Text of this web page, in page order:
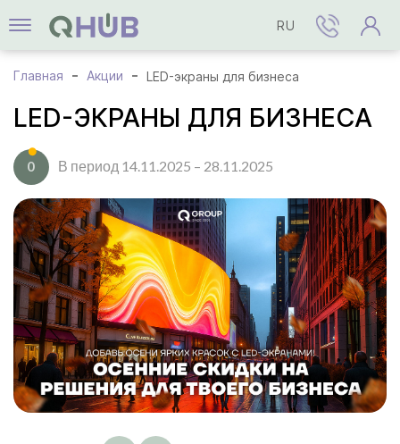
RU
Главная Акции LED-экраны для бизнеса
LED-ЭКРАНЫ ДЛЯ БИЗНЕСА
0 В период 14.11.2025 – 28.11.2025